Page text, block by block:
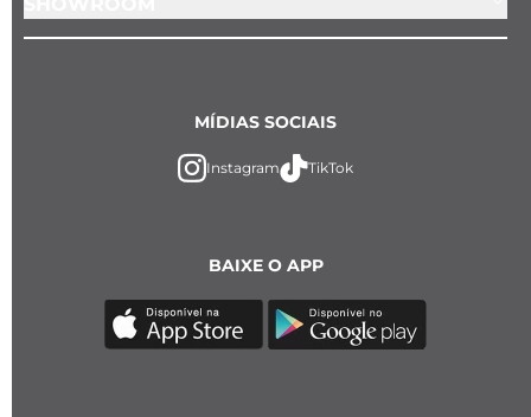
BAIXE O APP
MÍDIAS SOCIAIS
Instagram TikTok